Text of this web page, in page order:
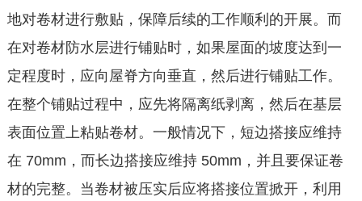
地对卷材进行敷贴，保障后续的工作顺利的开展。而
在对卷材防水层进行铺贴时，如果屋面的坡度达到一
定程度时，应向屋脊方向垂直，然后进行铺贴工作。
在整个铺贴过程中，应先将隔离纸剥离，然后在基层
表面位置上粘贴卷材。一般情况下，短边搭接应维持
在 70mm，而长边搭接应维持 50mm，并且要保证卷
材的完整。当卷材被压实后应将搭接位置掀开，利用